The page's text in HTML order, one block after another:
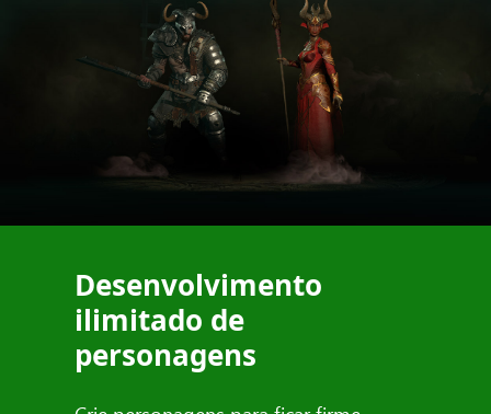
Desenvolvimento
ilimitado de
personagens